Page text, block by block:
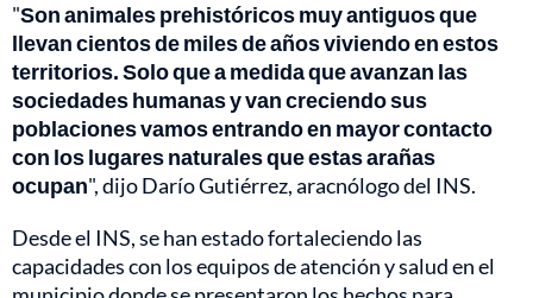
"Son animales prehistóricos muy antiguos que
llevan cientos de miles de años viviendo en estos
territorios. Solo que a medida que avanzan las
sociedades humanas y van creciendo sus
poblaciones vamos entrando en mayor contacto
con los lugares naturales que estas arañas
ocupan", dijo Darío Gutiérrez, aracnólogo del INS.
Desde el INS, se han estado fortaleciendo las
capacidades con los equipos de atención y salud en el